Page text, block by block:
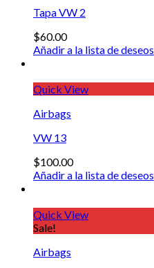
Tapa VW 2
$60.00
Añadir a la lista de deseos
Quick View
Airbags
VW 13
$100.00
Añadir a la lista de deseos
Quick View
Sale!
Airbags